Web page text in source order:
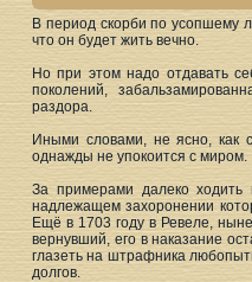
В период скорби по усопшему
что он будет жить вечно.
Но при этом надо отдавать
поколений,
раздора.
Иными словами, не ясно, как
однажды не упокоится с миром.
За примерами далеко
надлежащем захоронении
Ещё в 1703 году в Ревеле,
вернувший, его в наказание
глазеть на штрафника
долгов.